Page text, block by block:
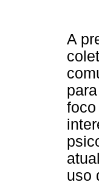
A
uso